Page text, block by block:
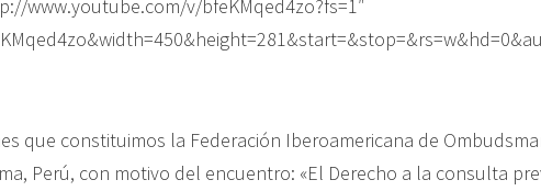
www.youtube.com/v/bfeKMqed4zo?fs=1″
que constituimos la Federación Iberoamericana de
Perú, con motivo del encuentro: «El Derecho a la consulta